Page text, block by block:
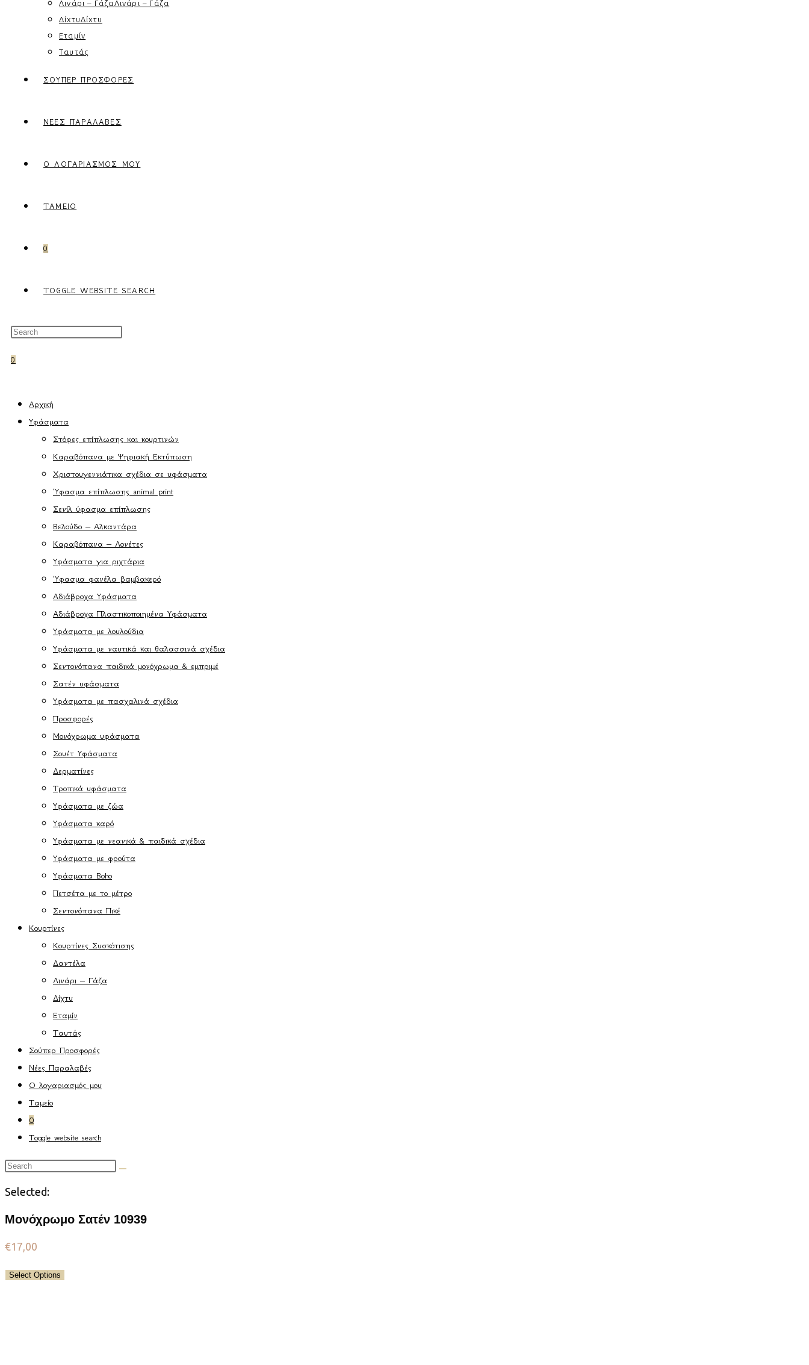
Λινάρι – Γάζα Λινάρι – Γάζα
ΔίχτυΔίχτυ
Εταμίν
Ταυτάς
ΣΟΎΠΕΡ ΠΡΟΣΦΟΡΈΣ
ΝΈΕΣ ΠΑΡΑΛΑΒΈΣ
Ο ΛΟΓΑΡΙΑΣΜΌΣ ΜΟΥ
ΤΑΜΕΊΟ
0
TOGGLE WEBSITE SEARCH
0
Αρχική
Υφάσματα
Στόφες επίπλωσης και κουρτινών
Καραβόπανα με Ψηφιακή Εκτύπωση
Χριστουγεννιάτικα σχέδια σε υφάσματα
Ύφασμα επίπλωσης animal print
Σενίλ ύφασμα επίπλωσης
Βελούδο – Αλκαντάρα
Καραβόπανα – Λονέτες
Υφάσματα για ριχτάρια
Ύφασμα φανέλα βαμβακερό
Αδιάβροχα Υφάσματα
Αδιάβροχα Πλαστικοποιημένα Υφάσματα
Υφάσματα με λουλούδια
Υφάσματα με ναυτικά και θαλασσινά σχέδια
Σεντονόπανα παιδικά μονόχρωμα & εμπριμέ
Σατέν υφάσματα
Υφάσματα με πασχαλινά σχέδια
Προσφορές
Μονόχρωμα υφάσματα
Σουέτ Υφάσματα
Δερματίνες
Τροπικά υφάσματα
Υφάσματα με ζώα
Υφάσματα καρό
Υφάσματα με νεανικά & παιδικά σχέδια
Υφάσματα με φρούτα
Υφάσματα Boho
Πετσέτα με το μέτρο
Σεντονόπανα Πικέ
Κουρτίνες
Κουρτίνες Συσκότισης
Δαντέλα
Λινάρι – Γάζα
Δίχτυ
Εταμίν
Ταυτάς
Σούπερ Προσφορές
Νέες Παραλαβές
Ο λογαριασμός μου
Ταμείο
0
Toggle website search
Selected:
Μονόχρωμο Σατέν 10939
€17,00
Select Options